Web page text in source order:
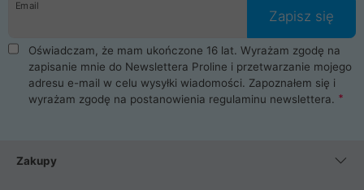
ProLine to czysta przyjemność i pełne bezpieczeństwo.
Zaopatrzysz się u nas w akcesoria i części komputerowe
takie jak procesory, karty graficzne, płyty główne, pamięci,
dyski SSD, M.2 oraz HDD. Nasi pracownicy pomogą Ci wybrać
najlepszy zasilacz komputerowy oraz obudowę do komputera.
Poza komputerami mamy również najlepsze na rynku
Smartfony takich producentów jak Xiaomi, Apple, Samsung i
wentylatory. Na koniec mając już to wszystko, możesz
Email
Zapisz się
Oświadczam, że mam ukończone 16 lat. Wyrażam zgodę na
zapisanie mnie do Newslettera Proline i przetwarzanie mojego
adresu e-mail w celu wysyłki wiadomości. Zapoznałem się i
wyrażam zgodę na postanowienia regulaminu newslettera.
Zakupy